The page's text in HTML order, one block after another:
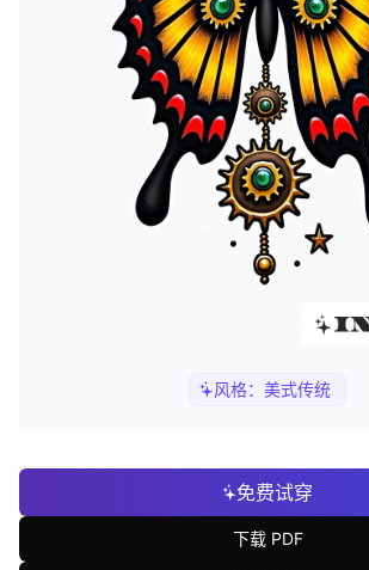
风格： 美式传统
免费试穿
下载 PDF